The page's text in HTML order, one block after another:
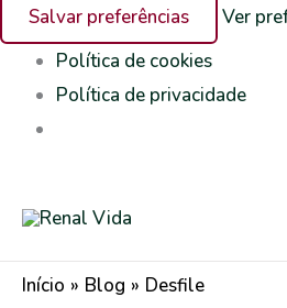
Salvar preferências
Ver
Política de cookies
Política de privacidade
Início Blog Desfile